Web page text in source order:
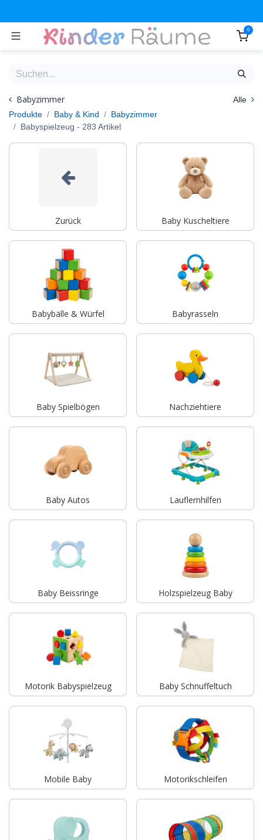
0
Babyzimmer
Alle
Produkte
Baby & Kind
Babyzimmer
Babyspielzeug - 283 Artikel
Zurück Baby Kuscheltiere
Babybälle & Würfel Babyrasseln
Baby Spielbögen Nachziehtiere
Baby Autos Lauflernhilfen
Baby Beissringe Holzspielzeug Baby
Motorik Babyspielzeug Baby Schnuffeltuch
Mobile Baby Motorikschleifen